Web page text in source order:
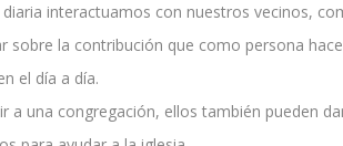
diaria interactuamos con nuestros vecinos,
sobre la contribución que como persona
el día a día.
a una congregación, ellos también pueden